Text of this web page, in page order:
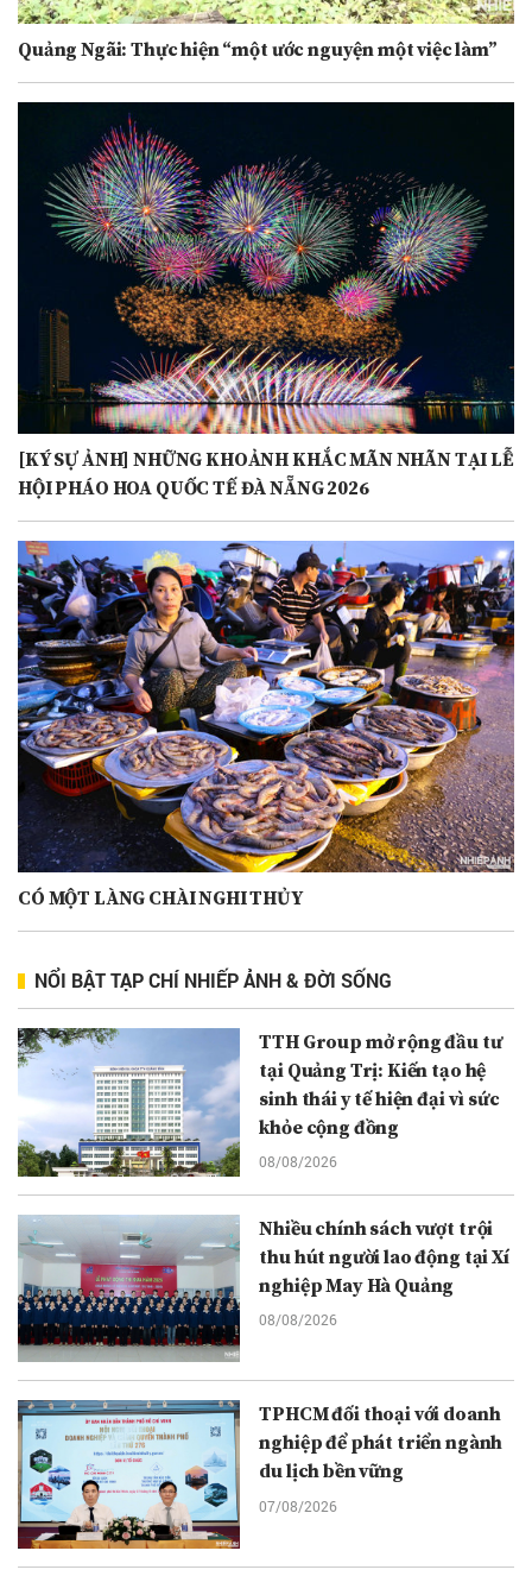
Quảng Ngãi: Thực hiện “một ước nguyện một việc làm”
[KÝ SỰ ẢNH] NHỮNG KHOẢNH KHẮC MÃN NHÃN TẠI LỄ
HỘI PHÁO HOA QUỐC TẾ ĐÀ NẴNG 2026
CÓ MỘT LÀNG CHÀI NGHI THỦY
NỔI BẬT TẠP CHÍ NHIẾP ẢNH & ĐỜI SỐNG
TTH Group mở rộng đầu tư
tại Quảng Trị: Kiến tạo hệ
sinh thái y tế hiện đại vì sức
khỏe cộng đồng
08/08/2026
Nhiều chính sách vượt trội
thu hút người lao động tại Xí
nghiệp May Hà Quảng
08/08/2026
TPHCM đối thoại với doanh
nghiệp để phát triển ngành
du lịch bền vững
07/08/2026